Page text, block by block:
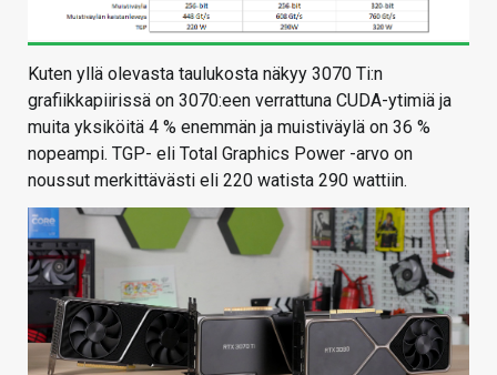
Kuten yllä olevasta taulukosta näkyy 3070 Ti:n
grafiikkapiirissä on 3070:een verrattuna CUDA-ytimiä ja
muita yksiköitä 4 % enemmän ja muistiväylä on 36 %
nopeampi. TGP- eli Total Graphics Power -arvo on
noussut merkittävästi eli 220 watista 290 wattiin.